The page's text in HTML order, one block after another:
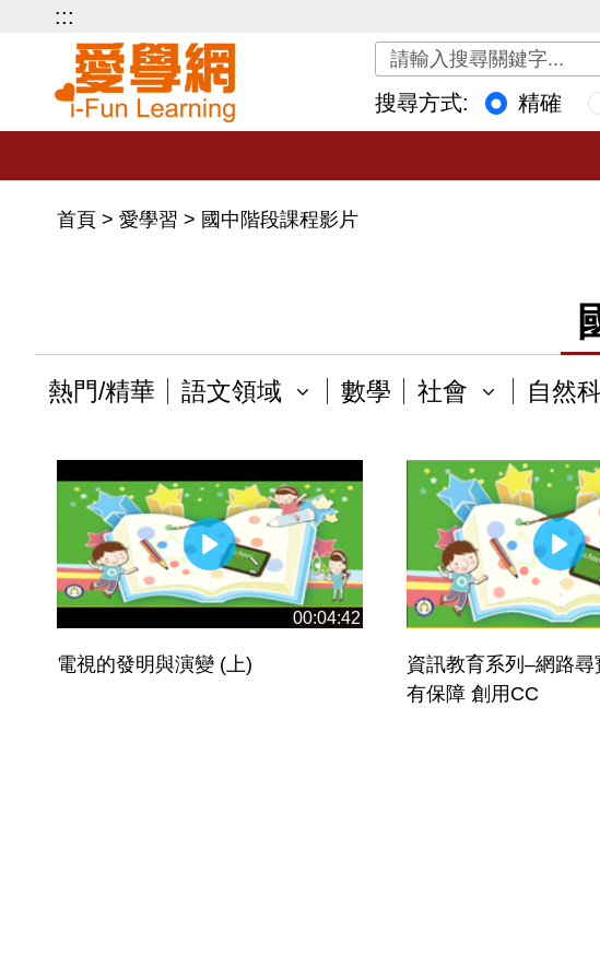
:::
關鍵字搜尋
搜尋方式:
精確
首頁 > 愛學習 > 國中階段課程影片
熱門/精華 語文領域 數學 社會 自然
00:04:42
電視的發明與演變 (上)
資訊教育系列–網路
有保障 創用CC